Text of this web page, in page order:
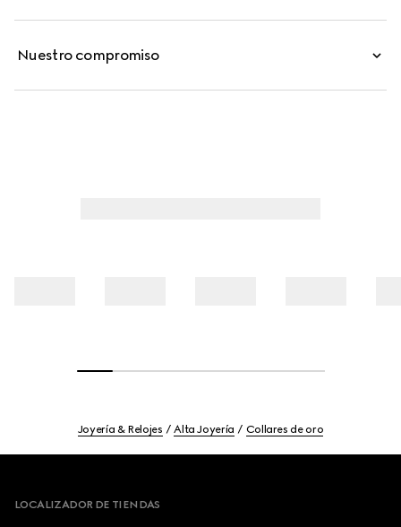
Nuestro compromiso
Joyería & Relojes Alta Joyería Collares de oro
LOCALIZADOR DE TIENDAS